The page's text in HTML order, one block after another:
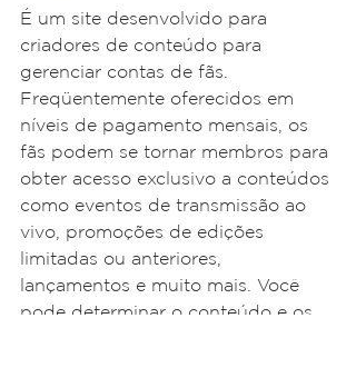
É um site desenvolvido para
criadores de conteúdo para
gerenciar contas de fãs.
Freqüentemente oferecidos em
níveis de pagamento mensais, os
fãs podem se tornar membros para
obter acesso exclusivo a conteúdos
como eventos de transmissão ao
vivo, promoções de edições
limitadas ou anteriores,
lançamentos e muito mais. Você
pode determinar o conteúdo e os